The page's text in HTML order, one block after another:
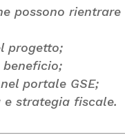
possono rientrare
progetto;
beneficio;
portale GSE;
strategia fiscale.